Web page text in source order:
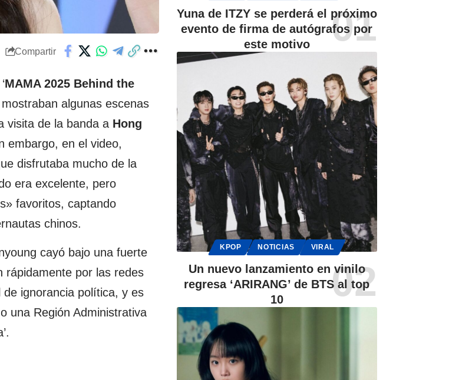
Compartir
MAMA 2025 Behind the
algunas escenas
visita de la banda a Hong
embargo, en el video,
disfrutaba mucho de la
era excelente, pero
favoritos, captando
chinos.
cayó bajo una fuerte
rápidamente por las redes
ignorancia política, y es
una Región Administrativa
Yuna de ITZY se perderá el próximo
evento de firma de autógrafos por
este motivo
KPOP NOTICIAS VIRAL
Un nuevo lanzamiento en vinilo
regresa ‘ARIRANG’ de BTS al top
10